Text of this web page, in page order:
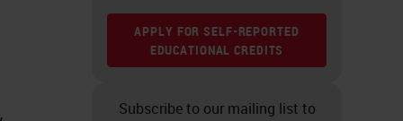
APPLY FOR SELF-REPORTED
EDUCATIONAL CREDITS
Subscribe to our mailing list to